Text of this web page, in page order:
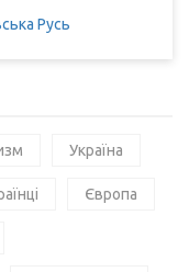
Русь
Україна
Європа